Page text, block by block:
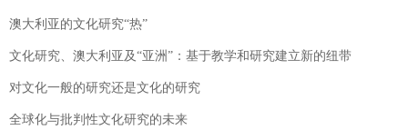
澳大利亚的文化研究“热”
文化研究、澳大利亚及“亚洲”：基于教学和研究建立新的纽带
对文化一般的研究还是文化的研究
全球化与批判性文化研究的未来